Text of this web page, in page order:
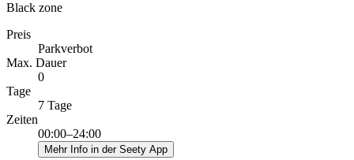
Black zone
Preis
Parkverbot
Max. Dauer
0
Tage
7 Tage
Zeiten
00:00–24:00
Mehr Info in der Seety App